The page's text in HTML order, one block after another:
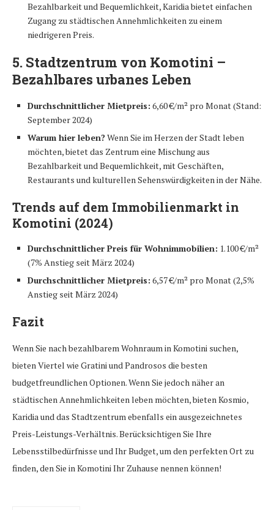
Bezahlbarkeit und Bequemlichkeit, Karidia bietet einfachen
Zugang zu städtischen Annehmlichkeiten zu einem
niedrigeren Preis.
5. Stadtzentrum von Komotini –
Bezahlbares urbanes Leben
Durchschnittlicher Mietpreis: 6,60 €/m² pro Monat (Stand:
September 2024)
Warum hier leben? Wenn Sie im Herzen der Stadt leben
möchten, bietet das Zentrum eine Mischung aus
Bezahlbarkeit und Bequemlichkeit, mit Geschäften,
Restaurants und kulturellen Sehenswürdigkeiten in der Nähe.
Trends auf dem Immobilienmarkt in
Komotini (2024)
Durchschnittlicher Preis für Wohnimmobilien: 1.100 €/m²
(7% Anstieg seit März 2024)
Durchschnittlicher Mietpreis: 6,57 €/m² pro Monat (2,5%
Anstieg seit März 2024)
Fazit
Wenn Sie nach bezahlbarem Wohnraum in Komotini suchen,
bieten Viertel wie Gratini und Pandrosos die besten
budgetfreundlichen Optionen. Wenn Sie jedoch näher an
städtischen Annehmlichkeiten leben möchten, bieten Kosmio,
Karidia und das Stadtzentrum ebenfalls ein ausgezeichnetes
Preis-Leistungs-Verhältnis. Berücksichtigen Sie Ihre
Lebensstilbedürfnisse und Ihr Budget, um den perfekten Ort zu
finden, den Sie in Komotini Ihr Zuhause nennen können!